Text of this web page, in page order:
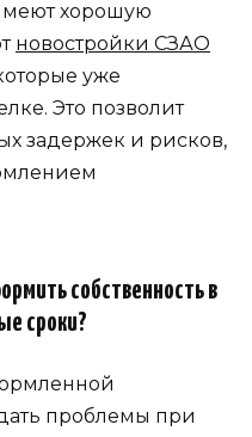
хорошую
новостройки СЗАО
уже
Это позволит
задержек и рисков,
собственность в
сроки?
проблемы при